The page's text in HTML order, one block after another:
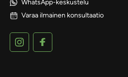
WhatsApp-keskustelu
Varaa ilmainen konsultaatio